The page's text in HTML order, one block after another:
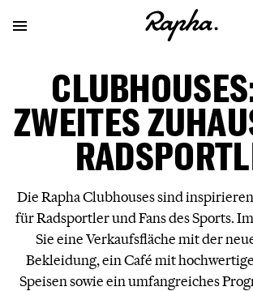
ZWEITES
Die Rapha Clubhouses sind
für Radsportler und Fans des Sports.
Sie eine Verkaufsfläche mit der
Bekleidung, ein Café mit
Speisen sowie ein umfangreiches